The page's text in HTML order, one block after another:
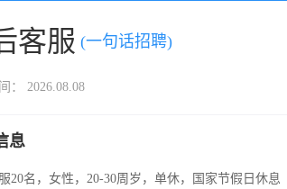
客服 (一句话招聘)
： 2026.08.08
息
20名，女性，20-30周岁，单休，国家节假日休息